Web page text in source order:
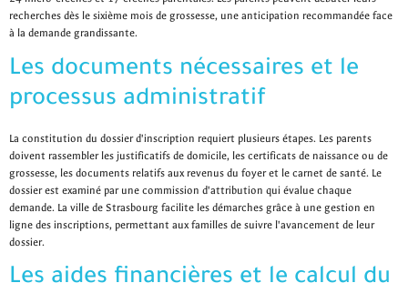
recherches dès le sixième mois de grossesse, une anticipation recommandée face
à la demande grandissante.
Les documents nécessaires et le
processus administratif
La constitution du dossier d'inscription requiert plusieurs étapes. Les parents
doivent rassembler les justificatifs de domicile, les certificats de naissance ou de
grossesse, les documents relatifs aux revenus du foyer et le carnet de santé. Le
dossier est examiné par une commission d'attribution qui évalue chaque
demande. La ville de Strasbourg facilite les démarches grâce à une gestion en
ligne des inscriptions, permettant aux familles de suivre l'avancement de leur
dossier.